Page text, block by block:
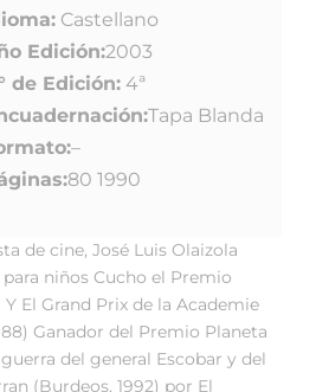
Castellano
Edición:2003
de Edición: 4ª
Tapa Blanda
–
80 1990
de cine, José Luis Olaizola
niños Cucho el Premio
El Grand Prix de la Academie
Ganador del Premio Planeta
del general Escobar y del
(Burdeos, 1992) por El